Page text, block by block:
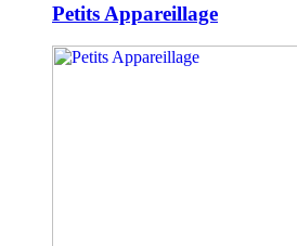
Petits Appareillage